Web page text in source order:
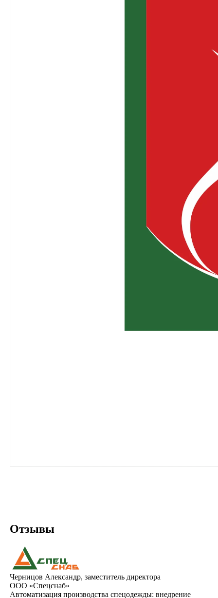
Отзывы
Черницов Александр, заместитель директора
ООО «Спецснаб»
Автоматизация производства спецодежды: внедрение